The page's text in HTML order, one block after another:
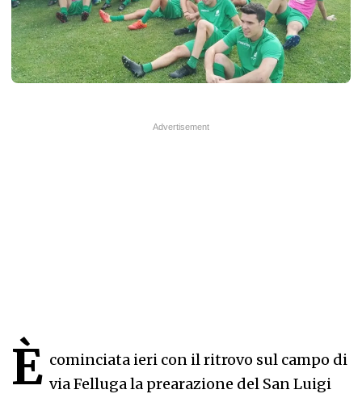
È cominciata ieri con il ritrovo sul campo di
via Felluga la prearazione del San Luigi